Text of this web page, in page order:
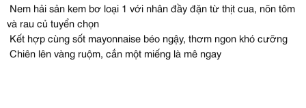
Nem hải sản kem bơ loại 1 với nhân đầy đặn từ thịt cua, nõn tôm
và rau củ tuyển chọn
Kết hợp cùng sốt mayonnaise béo ngậy, thơm ngon khó cưỡng
Chiên lên vàng ruộm, cắn một miếng là mê ngay